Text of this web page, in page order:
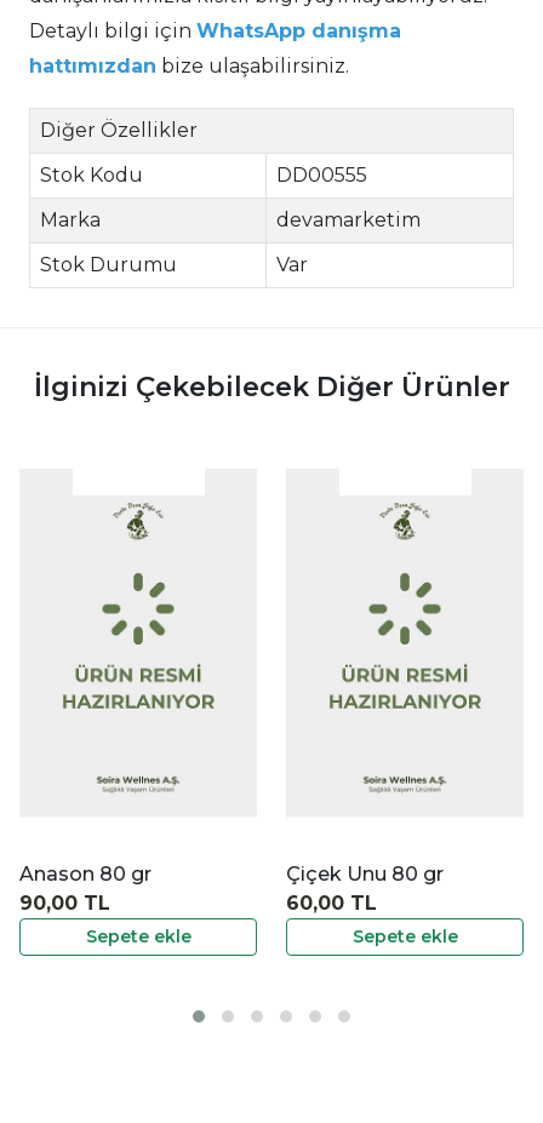
Detaylı bilgi için WhatsApp danışma
hattımızdan bize ulaşabilirsiniz.
Diğer Özellikler
Stok Kodu
DD00555
Marka
devamarketim
Stok Durumu
Var
İlginizi Çekebilecek Diğer Ürünler
Çiçek Unu 80 gr
Sepete ekle
60,00 TL
Hayıt Tohumu 80
Sepete ekle
80,00 TL